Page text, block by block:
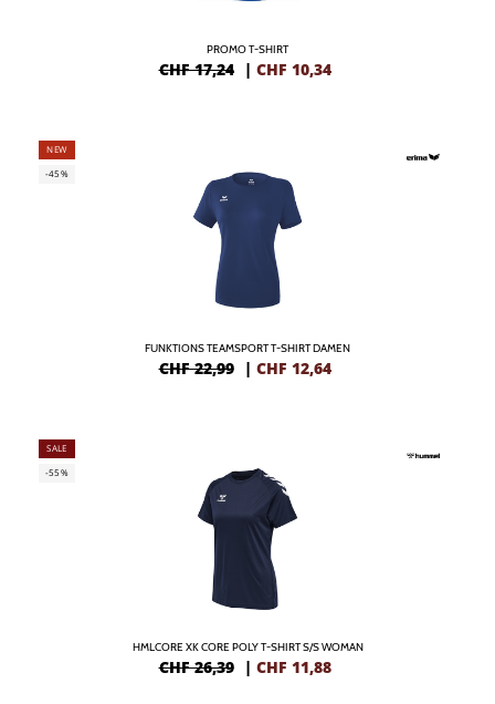
PROMO T-SHIRT
CHF 17,24 | CHF 10,34
NEW
-45%
FUNKTIONS TEAMSPORT T-SHIRT DAMEN
CHF 22,99 | CHF 12,64
SALE
-55%
HMLCORE XK CORE POLY T-SHIRT S/S WOMAN
CHF 26,39 | CHF 11,88